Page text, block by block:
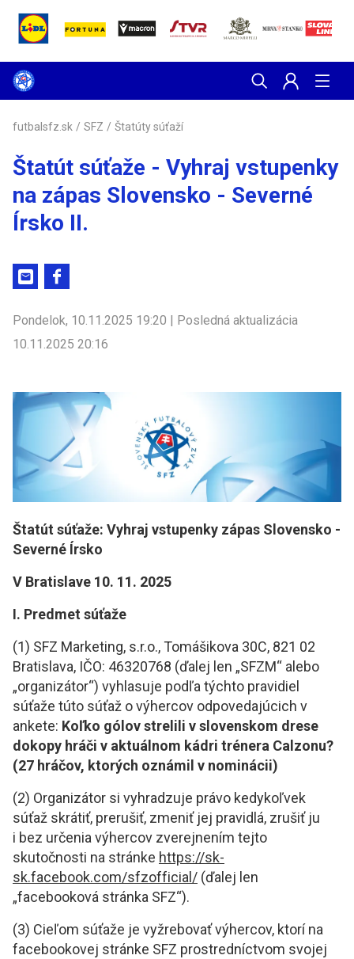
futbalsfz.sk / SFZ / Štatúty súťaží
Štatút súťaže - Vyhraj vstupenky
na zápas Slovensko - Severné
Írsko II.
Pondelok, 10.11.2025 19:20 | Posledná aktualizácia
10.11.2025 20:16
Štatút súťaže: Vyhraj vstupenky zápas Slovensko -
Severné Írsko
V Bratislave 10. 11. 2025
I. Predmet súťaže
(1) SFZ Marketing, s.r.o., Tomášikova 30C, 821 02
Bratislava, IČO: 46320768 (ďalej len „SFZM“ alebo
„organizátor“) vyhlasuje podľa týchto pravidiel
súťaže túto súťaž o výhercov odpovedajúcich v
ankete: Koľko gólov strelili v slovenskom drese
dokopy hráči v aktuálnom kádri trénera Calzonu?
(27 hráčov, ktorých oznámil v nominácii)
(2) Organizátor si vyhradzuje právo kedykoľvek
súťaž skrátiť, prerušiť, zmeniť jej pravidlá, zrušiť ju
i bez určenia výhercov zverejnením tejto
skutočnosti na stránke https://sk-
sk.facebook.com/sfzofficial/ (ďalej len
„facebooková stránka SFZ“).
(3) Cieľom súťaže je vyžrebovať výhercov, ktorí na
facebookovej stránke SFZ prostredníctvom svojej